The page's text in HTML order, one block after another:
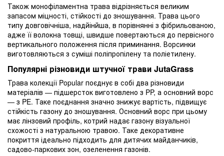
Також монофіламентна трава відрізняється великим
запасом міцності, стійкості до зношування. Трава цього
типу довговічніша, надйінйша, в порівнянні з фібрильованою,
адже її волокна товщі, швидше повертаються до первісного
вертикального положення після приминання. Ворсинки
виготовляються з суміші поліпропілену та поліетилену.
Популярні різновиди штучної трави JutaGrass
Трава колекції Popular поєднує в собі два різновиди
матеріалів — підшерсток виготовлено з PP, а основний ворс
— з PE. Таке поєднання значно знижує вартість, підвищує
стійкість газону до зношування. Основний ворс при цьому
має лінзовий профіль, котрий надає газону візуальної
схожості з натуральною травою. Таке декоративне
покриття ідеально підходить для дитячих майданчиків,
садово-паркових зон, озеленення газонів.